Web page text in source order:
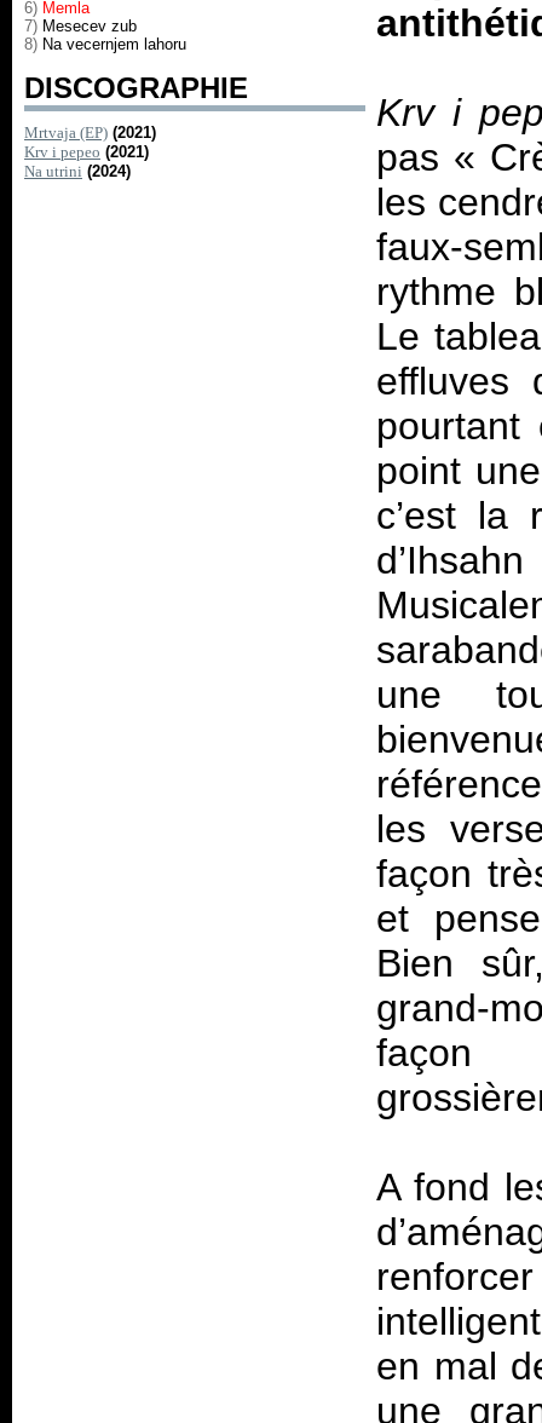
6) Memla
7) Mesecev zub
8) Na vecernjem lahoru
DISCOGRAPHIE
Mrtvaja (EP) (2021)
Krv i pepeo (2021)
Na utrini (2024)
Krv i
pas «
les
faux-
rythme
Le
point
c’est la
une
les
façon
et
Bien
grand-
A fond
en mal
une